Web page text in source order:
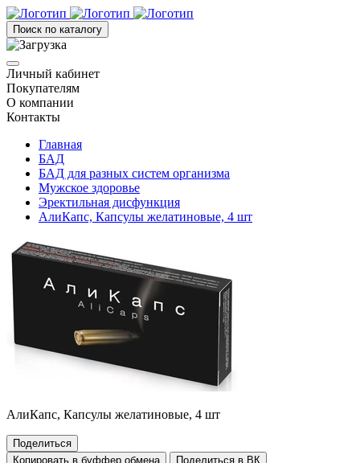
Поиск по каталогу
Личный кабинет
Покупателям
О компании
Контакты
Главная
БАД
БАД для разных систем организма
Мужское здоровье
Эректильная дисфункция
АлиКапс, Капсулы желатиновые, 4 шт
АлиКапс, Капсулы желатиновые, 4 шт
Поделиться
Копировать в буффер обмена
Поделиться в ВК